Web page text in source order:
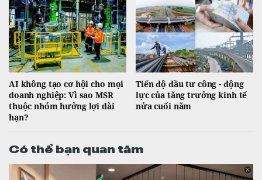
AI không tạo cơ hội cho mọi
doanh nghiệp: Vì sao MSR
thuộc nhóm hưởng lợi dài
hạn?
Tiến độ đầu tư công - động
lực của tăng trưởng kinh tế
nửa cuối năm
Có thể bạn quan tâm